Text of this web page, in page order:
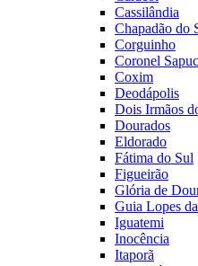
Cassilândia
Chapadão do
Corguinho
Coronel
Coxim
Deodápolis
Dois Irmãos
Dourados
Eldorado
Fátima do Sul
Figueirão
Glória de
Guia Lopes
Iguatemi
Inocência
Itaporã